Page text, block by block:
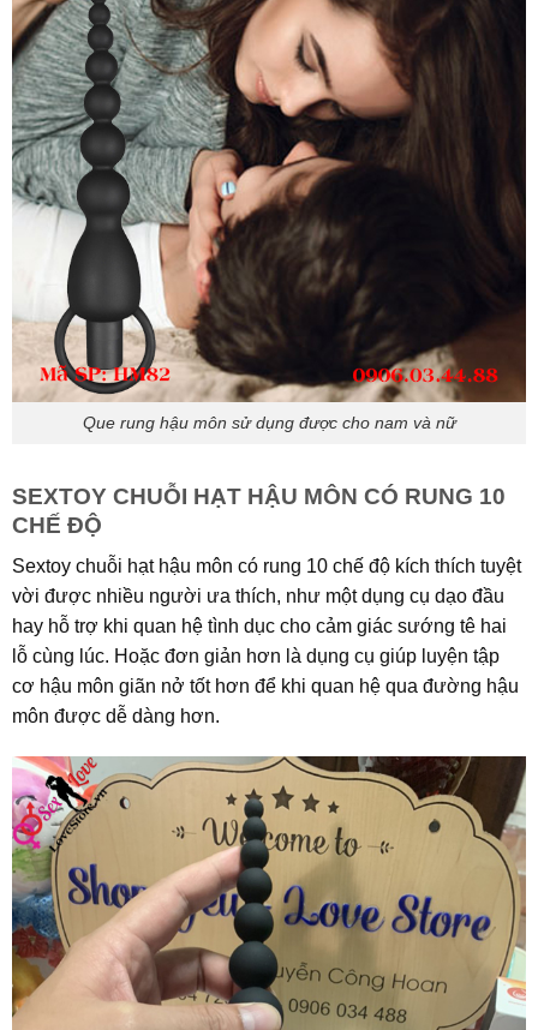
Que rung hậu môn sử dụng được cho nam và nữ
SEXTOY CHUỖI HẠT HẬU MÔN CÓ RUNG 10
CHẾ ĐỘ
Sextoy chuỗi hạt hậu môn có rung 10 chế độ kích thích tuyệt
vời được nhiều người ưa thích, như một dụng cụ dạo đầu
hay hỗ trợ khi quan hệ tình dục cho cảm giác sướng tê hai
lỗ cùng lúc. Hoặc đơn giản hơn là dụng cụ giúp luyện tập
cơ hậu môn giãn nở tốt hơn để khi quan hệ qua đường hậu
môn được dễ dàng hơn.